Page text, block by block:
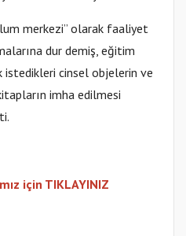
merkezi” olarak faaliyet
dur demiş, eğitim
cinsel objelerin ve
imha edilmesi
için TIKLAYINIZ